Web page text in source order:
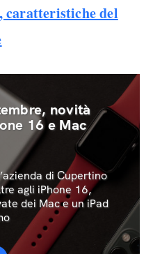
caratteristiche del
novità
16 e Mac
di Cupertino
agli iPhone 16,
dei Mac e un iPad